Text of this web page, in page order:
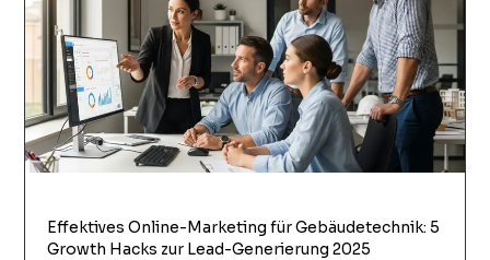
Effektives Online-Marketing für Gebäudetechnik: 5
Growth Hacks zur Lead-Generierung 2025